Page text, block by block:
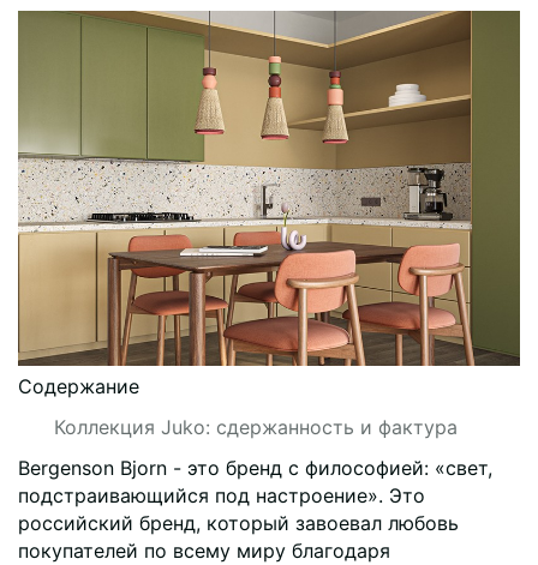
Содержание
Коллекция Juko: сдержанность и фактура
Bergenson Bjorn - это бренд с философией: «свет,
подстраивающийся под настроение». Это
российский бренд, который завоевал любовь
покупателей по всему миру благодаря